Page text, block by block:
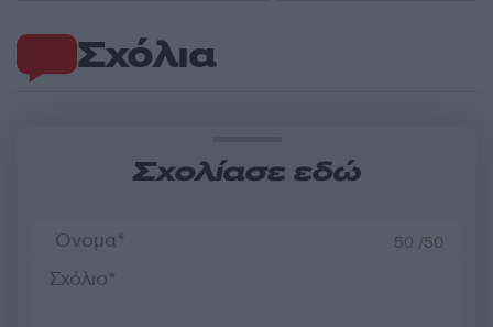
Σχόλια
Σχολίασε εδώ
50 /50